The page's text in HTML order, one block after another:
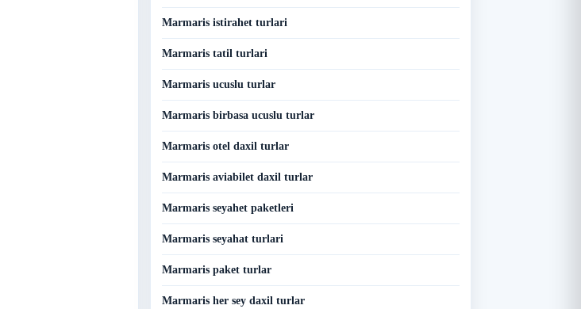
Marmaris istirahet turlari
Marmaris tatil turlari
Marmaris ucuslu turlar
Marmaris birbasa ucuslu turlar
Marmaris otel daxil turlar
Marmaris aviabilet daxil turlar
Marmaris seyahet paketleri
Marmaris seyahat turlari
Marmaris paket turlar
Marmaris her sey daxil turlar